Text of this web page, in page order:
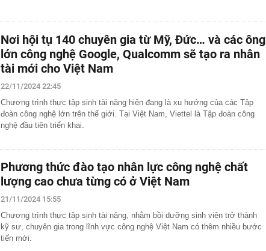
Nơi hội tụ 140 chuyên gia từ Mỹ, Đức… và các ông
lớn công nghệ Google, Qualcomm sẽ tạo ra nhân
tài mới cho Việt Nam
22/11/2024 22:45
Chương trình thực tập sinh tài năng hiện đang là xu hướng của các Tập
đoàn công nghệ lớn trên thế giới. Tại Việt Nam, Viettel là Tập đoàn công
nghệ đầu tiên triển khai.
Phương thức đào tạo nhân lực công nghệ chất
lượng cao chưa từng có ở Việt Nam
21/11/2024 15:55
Chương trình thực tập sinh tài năng, nhằm bồi dưỡng sinh viên trở thành
kỹ sư, chuyên gia trong lĩnh vực công nghệ Việt Nam có thêm nhiều bước
tiến mới.